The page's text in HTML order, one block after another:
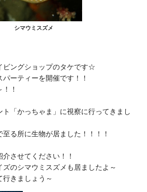
シマウミスズメ
ビングショップのタケです☆
ーティーを開催です！！
！
「かっちゃま」に視察に行ってきまし
る所に生物が居ました！！！！
させてください！！
のシマウミスズメも居ましたよ～
きましょう～